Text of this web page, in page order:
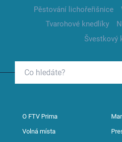
Pěstování lichořeřišnice
Tvarohové knedlíky
Švestkový
O FTV Prima
Volná místa